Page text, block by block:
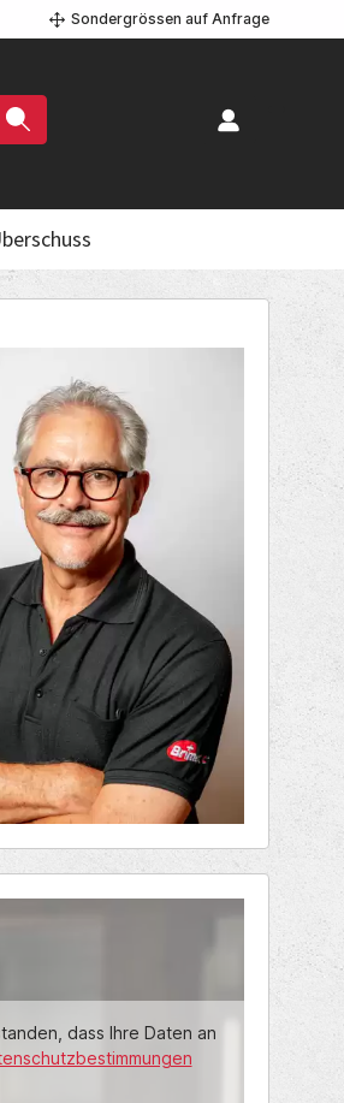
Sondergrössen auf Anfrage
dass Ihre Daten an